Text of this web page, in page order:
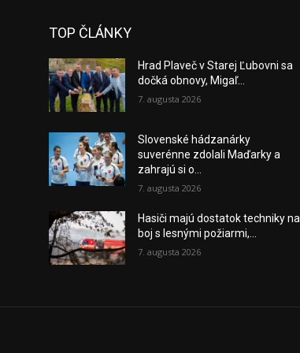
TOP ČLÁNKY
Hrad Plaveč v Starej Ľubovni sa
dočká obnovy, Migaľ...
7. augusta 2026
Slovenské hádzanárky
suverénne zdolali Maďarky a
zahrajú si o...
7. augusta 2026
Hasiči majú dostatok techniky na
boj s lesnými požiarmi,...
7. augusta 2026